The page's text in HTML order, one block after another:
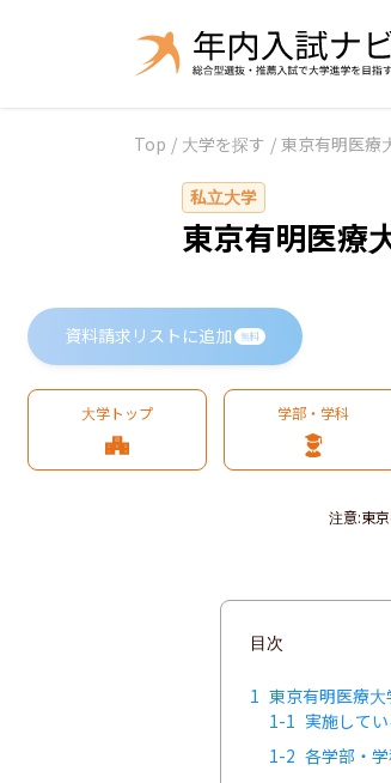
Top / 大学を探す / 東京有明医療
私立大学
東京有明医療
資料請求リストに追加 無料
大学トップ 学部・学科
注意:東
目次
1 東京有明医療
1-1 実施して
1-2 各学部・